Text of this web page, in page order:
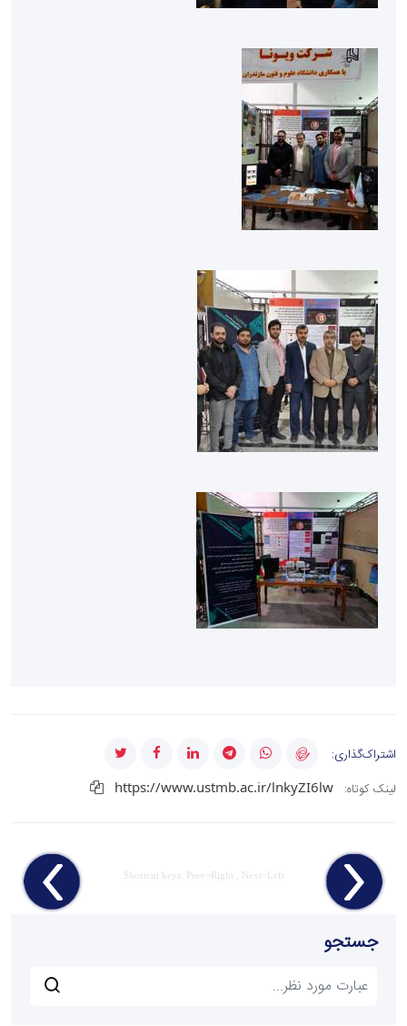
اشتراک‌گذاری:
لینک کوتاه:
https://www.ustmb.ac.ir/lnkyZI6lw
Shortcut keys: Prev=Right , Next=Left
جستجو